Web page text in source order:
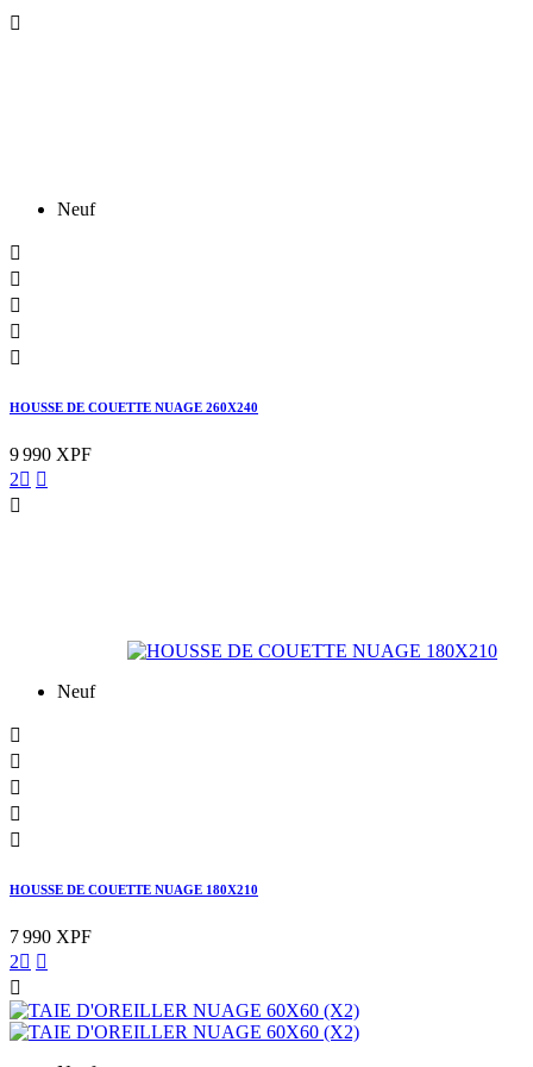

Neuf





HOUSSE DE COUETTE NUAGE 260X240
9 990 XPF
2 

Neuf





HOUSSE DE COUETTE NUAGE 180X210
7 990 XPF
2 
